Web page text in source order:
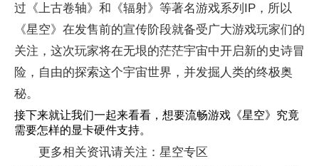
过《上古卷轴》和《辐射》等著名游戏系列IP，所以
《星空》在发售前的宣传阶段就备受广大游戏玩家们的
关注，这次玩家将在无垠的茫茫宇宙中开启新的史诗冒
险，自由的探索这个宇宙世界，并发掘人类的终极奥
秘。
接下来就让我们一起来看看，想要流畅游戏《星空》究竟
需要怎样的显卡硬件支持。
更多相关资讯请关注：星空专区